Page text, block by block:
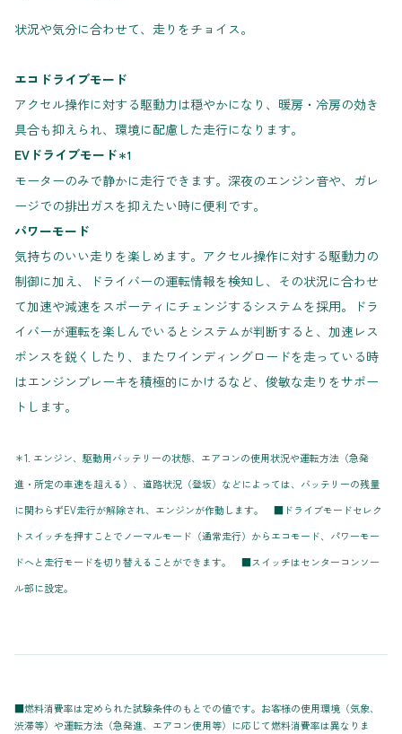
状況や気分に合わせて、走りをチョイス。
エコドライブモード
アクセル操作に対する駆動力は穏やかになり、暖房・冷房の効き
具合も抑えられ、環境に配慮した走行になります。
EVドライブモード＊1
モーターのみで静かに走行できます。深夜のエンジン音や、ガレ
ージでの排出ガスを抑えたい時に便利です。
パワーモード
気持ちのいい走りを楽しめます。アクセル操作に対する駆動力の
制御に加え、ドライバーの運転情報を検知し、その状況に合わせ
て加速や減速をスポーティにチェンジするシステムを採用。ドラ
イバーが運転を楽しんでいるとシステムが判断すると、加速レス
ポンスを鋭くしたり、またワインディングロードを走っている時
はエンジンブレーキを積極的にかけるなど、俊敏な走りをサポー
トします。
＊1. エンジン、駆動用バッテリーの状態、エアコンの使用状況や運転方法（急発
進・所定の車速を超える）、道路状況（登坂）などによっては、バッテリーの残量
に関わらずEV走行が解除され、エンジンが作動します。 ■ドライブモードセレク
トスイッチを押すことでノーマルモード（通常走行）からエコモード、パワーモー
ドへと走行モードを切り替えることができます。 ■スイッチはセンターコンソー
ル部に設定。
■燃料消費率は定められた試験条件のもとでの値です。お客様の使用環境（気象、
渋滞等）や運転方法（急発進、エアコン使用等）に応じて燃料消費率は異なりま